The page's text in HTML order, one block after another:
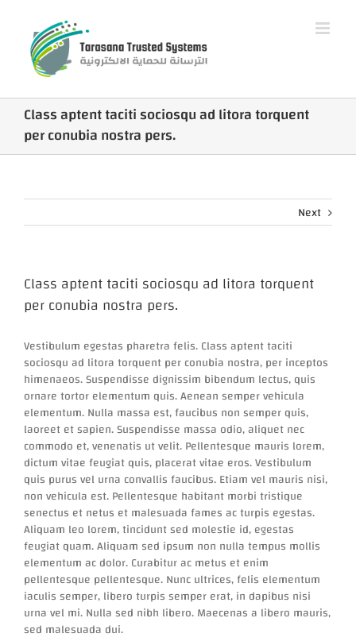
content
Class aptent taciti sociosqu ad litora torquent
per conubia nostra pers.
Next
Class aptent taciti sociosqu ad litora torquent
per conubia nostra pers.
Vestibulum egestas pharetra felis. Class aptent taciti
sociosqu ad litora torquent per conubia nostra, per inceptos
himenaeos. Suspendisse dignissim bibendum lectus, quis
ornare tortor elementum quis. Aenean semper vehicula
elementum. Nulla massa est, faucibus non semper quis,
laoreet et sapien. Suspendisse massa odio, aliquet nec
commodo et, venenatis ut velit. Pellentesque mauris lorem,
dictum vitae feugiat quis, placerat vitae eros. Vestibulum
quis purus vel urna convallis faucibus. Etiam vel mauris nisi,
non vehicula est. Pellentesque habitant morbi tristique
senectus et netus et malesuada fames ac turpis egestas.
Aliquam leo lorem, tincidunt sed molestie id, egestas
feugiat quam. Aliquam sed ipsum non nulla tempus mollis
elementum ac dolor. Curabitur ac metus et enim
pellentesque pellentesque. Nunc ultrices, felis elementum
iaculis semper, libero turpis semper erat, in dapibus nisi
urna vel mi. Nulla sed nibh libero. Maecenas a libero mauris,
sed malesuada dui.